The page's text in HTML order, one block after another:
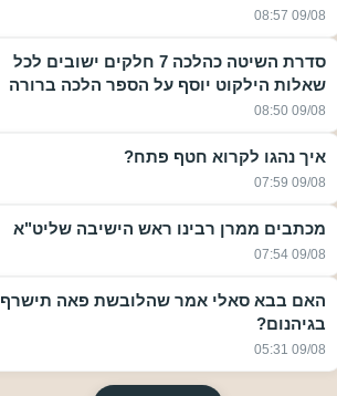
09/08 08:57
סדרת השיטה כהלכה 7 חלקים ישובים לכל
שאלות הילקוט יוסף על הספר הלכה ברורה
09/08 08:50
איך נהגו לקרוא חטף פתח?
09/08 07:59
מכתבים ממרן רבינו ראש הישיבה שליט"א
09/08 07:54
האם בבא סאלי אמר שהלובשת פאה תישרף
בגיהנום?
09/08 05:31